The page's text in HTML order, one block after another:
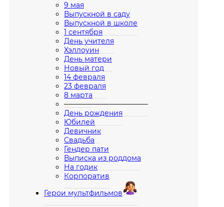
9 мая
Выпускной в саду
Выпускной в школе
1 сентября
День учителя
Хэллоуин
День матери
Новый год
14 февраля
23 февраля
8 марта
————————————
День рождения
Юбилей
Девичник
Свадьба
Гендер пати
Выписка из роддома
На годик
Корпоратив
Герои мультфильмов